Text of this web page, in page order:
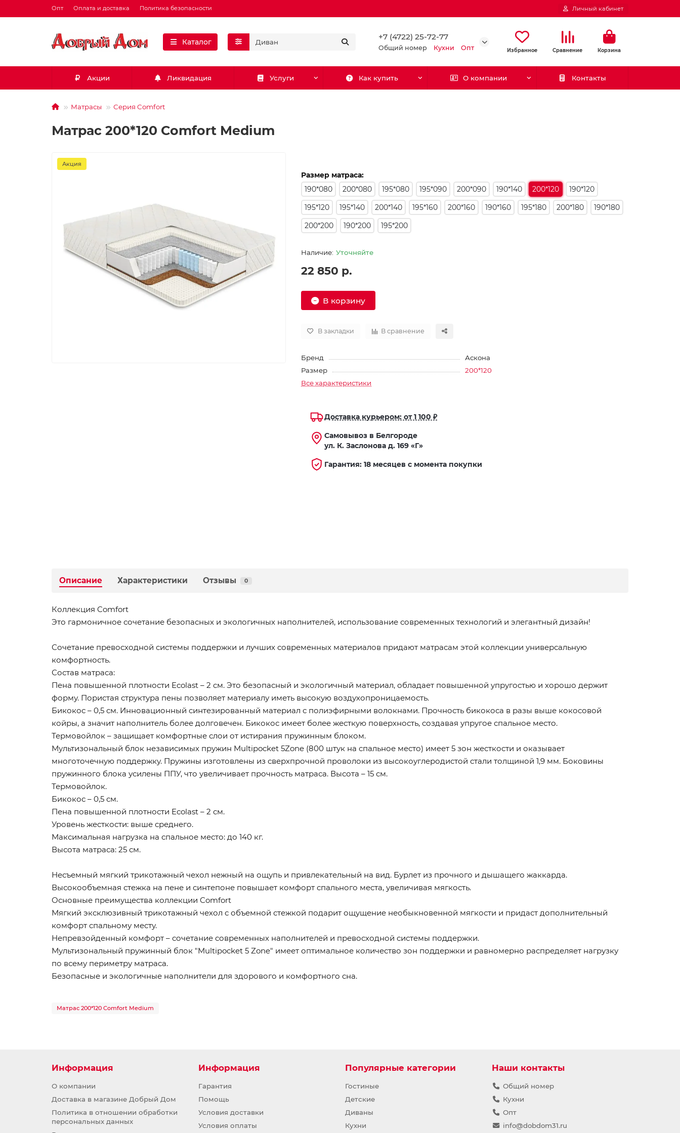
Опт Оплата и доставка Политика безопасности Личный кабинет
Каталог
+7 (4722) 25-72-77
Общий номер Кухни Опт Избранное Сравнение Корзина
Акции Ликвидация Услуги Как купить О компании Контакты
Матрасы Серия Comfort
Матрас 200*120 Comfort Medium
Акция
Размер матраса:
190*080
200*080 195*080 195*090 200*090 190*140 200*120
190*120
195*120
195*140 200*140 195*160 200*160 190*160 195*180 200*180
190*180
200*200
190*200 195*200
Уточняйте
22 850 р.
В корзину
В закладки В сравнение
Бренд
Аскона
Размер
200*120
Все характеристики
Доставка курьером: от 1 100 ₽
Самовывоз в Белгороде
ул. К. Заслонова д. 169 «Г»
Гарантия: 18 месяцев с момента покупки
Описание Характеристики Отзывы 0
Коллекция Comfort
Это гармоничное сочетание безопасных и экологичных наполнителей, использование современных технологий и элегантный дизайн!
Сочетание превосходной системы поддержки и лучших современных материалов придают матрасам этой коллекции универсальную
комфортность.
Состав матраса:
Пена повышенной плотности Ecolast – 2 см. Это безопасный и экологичный материал, обладает повышенной упругостью и хорошо держит
форму. Пористая структура пены позволяет материалу иметь высокую воздухопроницаемость.
Бикокос – 0,5 см. Инновационный синтезированный материал с полиэфирными волокнами. Прочность бикокоса в разы выше кокосовой
койры, а значит наполнитель более долговечен. Бикокос имеет более жесткую поверхность, создавая упругое спальное место.
Термовойлок – защищает комфортные слои от истирания пружинным блоком.
Мультизональный блок независимых пружин Multipocket 5Zone (800 штук на спальное место) имеет 5 зон жесткости и оказывает
многоточечную поддержку. Пружины изготовлены из сверхпрочной проволоки из высокоуглеродистой стали толщиной 1,9 мм. Боковины
пружинного блока усилены ППУ, что увеличивает прочность матраса. Высота – 15 см.
Термовойлок.
Бикокос – 0,5 см.
Пена повышенной плотности Ecolast – 2 см.
Уровень жесткости: выше среднего.
Максимальная нагрузка на спальное место: до 140 кг.
Высота матраса: 25 см.
Несъемный мягкий трикотажный чехол нежный на ощупь и привлекательный на вид. Бурлет из прочного и дышащего жаккарда.
Высокообъемная стежка на пене и синтепоне повышает комфорт спального места, увеличивая мягкость.
Основные преимущества коллекции Comfort
Мягкий эксклюзивный трикотажный чехол с объемной стежкой подарит ощущение необыкновенной мягкости и придаст дополнительный
комфорт спальному месту.
Непревзойденный комфорт – сочетание современных наполнителей и превосходной системы поддержки.
Мультизональный пружинный блок "Multipocket 5 Zone" имеет оптимальное количество зон поддержки и равномерно распределяет нагрузку
по всему периметру матраса.
Безопасные и экологичные наполнители для здорового и комфортного сна.
Матрас 200*120 Comfort Medium
Информация
О компании
Доставка в магазине Добрый Дом
Политика в отношении обработки
персональных данных
Информация
Гарантия
Помощь
Условия доставки
Условия оплаты
Популярные категории
Гостиные
Детские
Диваны
Кухни
Наши контакты
Общий номер
Кухни
Опт
info@dobdom31.ru